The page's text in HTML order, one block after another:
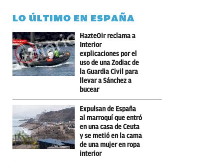
LO ÚLTIMO EN ESPAÑA
HazteOir reclama a
Interior
explicaciones por el
uso de una Zodiac de
la Guardia Civil para
llevar a Sánchez a
bucear
Expulsan de España
al marroquí que entró
en una casa de Ceuta
y se metió en la cama
de una mujer en ropa
interior